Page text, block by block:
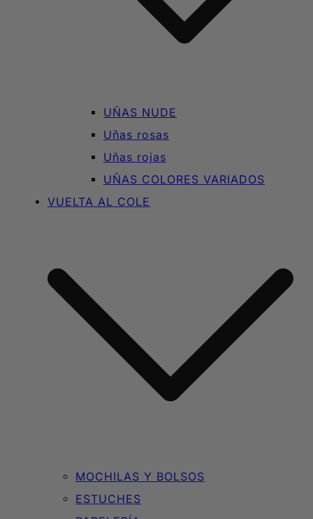
UÑAS NUDE
Uñas rosas
Uñas rojas
UÑAS COLORES VARIADOS
VUELTA AL COLE
MOCHILAS Y BOLSOS
ESTUCHES